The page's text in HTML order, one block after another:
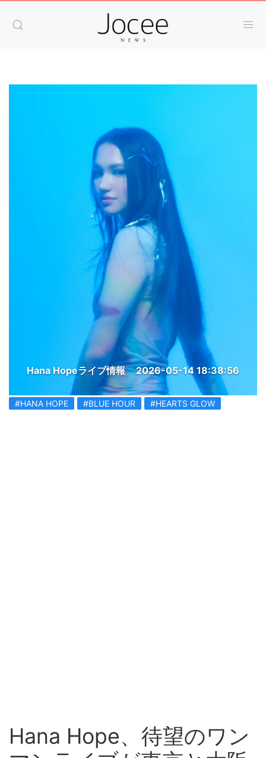
Hana Hopeライブ情報 2026-05-14 18:38:56
#HANA HOPE #BLUE HOUR #HEARTS GLOW
Hana Hope、待望のワン